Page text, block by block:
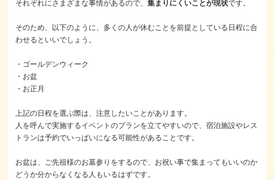
それぞれにさまざまな事情があるので、集まりにくいことが現状です。
そのため、以下のように、多くの人が休むことを前提としている日程に合
わせるといいでしょう。
・ゴールデンウィーク
・お盆
・お正月
上記の日程を選ぶ際は、注意したいことがあります。
人を呼んで実施するイベントのプランを立てやすいので、宿泊施設やレス
トランは予約でいっぱいになる可能性があることです。
お盆は、ご先祖様のお墓参りをするので、お祝い事で集まってもいいのか
どうか分からなくなる人もいるはずです。